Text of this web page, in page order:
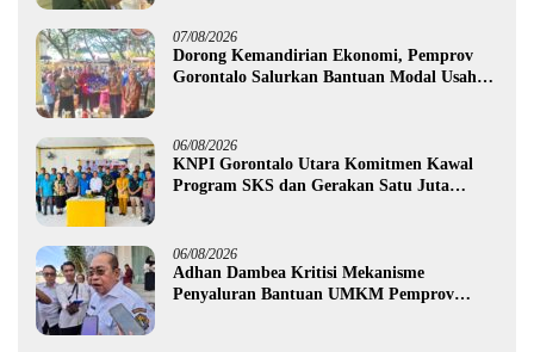
07/08/2026
Dorong Kemandirian Ekonomi, Pemprov
Gorontalo Salurkan Bantuan Modal Usaha
06/08/2026
KNPI Gorontalo Utara Komitmen Kawal
Program SKS dan Gerakan Satu Juta
06/08/2026
Adhan Dambea Kritisi Mekanisme
Penyaluran Bantuan UMKM Pemprov